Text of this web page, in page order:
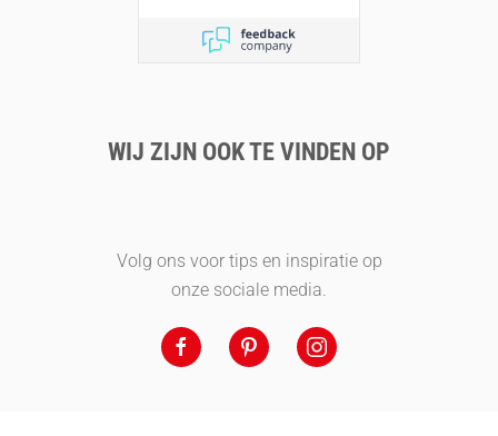
WIJ ZIJN OOK TE VINDEN OP
Volg ons voor tips en inspiratie op
onze sociale media.